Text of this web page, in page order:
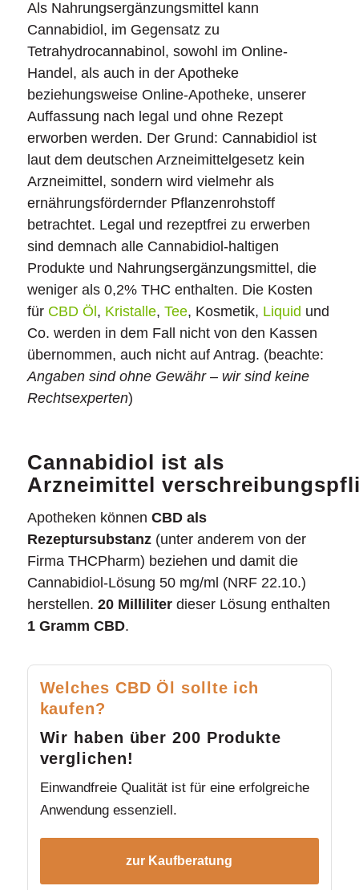
Als Nahrungsergänzungsmittel kann
Cannabidiol, im Gegensatz zu
Tetrahydrocannabinol, sowohl im Online-
Handel, als auch in der Apotheke
beziehungsweise Online-Apotheke, unserer
Auffassung nach legal und ohne Rezept
erworben werden. Der Grund: Cannabidiol ist
laut dem deutschen Arzneimittelgesetz kein
Arzneimittel, sondern wird vielmehr als
ernährungsfördernder Pflanzenrohstoff
betrachtet. Legal und rezeptfrei zu erwerben
sind demnach alle Cannabidiol-haltigen
Produkte und Nahrungsergänzungsmittel, die
weniger als 0,2% THC enthalten. Die Kosten
für CBD Öl, Kristalle, Tee, Kosmetik, Liquid und
Co. werden in dem Fall nicht von den Kassen
übernommen, auch nicht auf Antrag. (beachte:
Angaben sind ohne Gewähr – wir sind keine
Rechtsexperten)
Cannabidiol ist als
Arzneimittel
Apotheken können CBD als
Rezeptursubstanz(unter anderem von der
Firma THCPharm) beziehen und damit die
Cannabidiol-Lösung 50 mg/ml (NRF 22.10.)
herstellen. 20 Milliliterdieser Lösung enthalten
1 Gramm CBD.
Welches CBD Öl sollte ich
kaufen?
Wir haben über 200 Produkte
verglichen!
Einwandfreie Qualität ist für eine erfolgreiche
Anwendung essenziell.
zur Kaufberatung